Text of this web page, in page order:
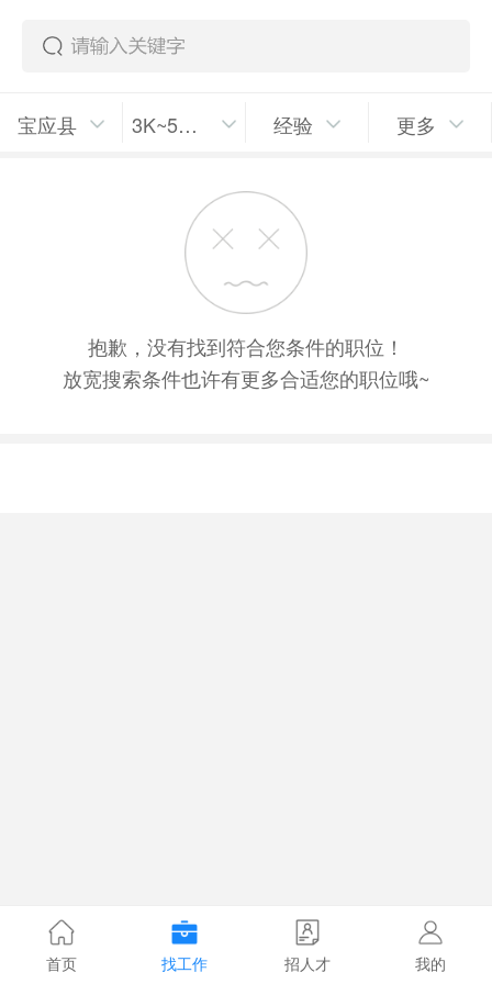
宝应县 3K~5K/月 经验 更多
抱歉，没有找到符合您条件的职位！
放宽搜索条件也许有更多合适您的职位哦~
首页 找工作 招人才 我的